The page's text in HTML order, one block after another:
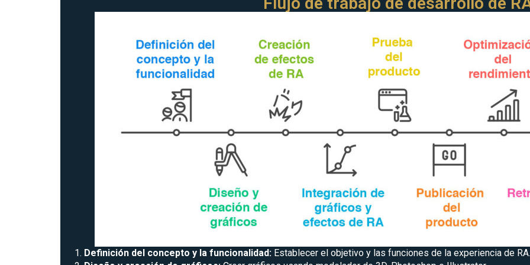
Definición del concepto y la funcionalidad: Establecer el objetivo y las funciones de la experiencia de RA.